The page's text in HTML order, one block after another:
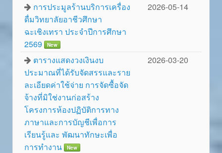
การประมูลร้านบริการเครื่อง
ดื่มวิทยาลัยอาชีวศึกษา
ฉะเชิงเทรา ประจำปีการศึกษา
2569
New
2026-05-14
ตารางแสดงวงเงินงบ
ประมาณที่ได้รับจัดสรรและราย
ละเอียดค่าใช้จ่าย การจัดซื้อจัด
จ้างที่มิใช่งานก่อสร้าง
โครงการห้องปฏิบัติการทาง
ภาษาและการบัญชีเพื่อการ
เรียนรู้และ พัฒนาทักษะเพื่อ
การทำงาน
New
2026-03-20